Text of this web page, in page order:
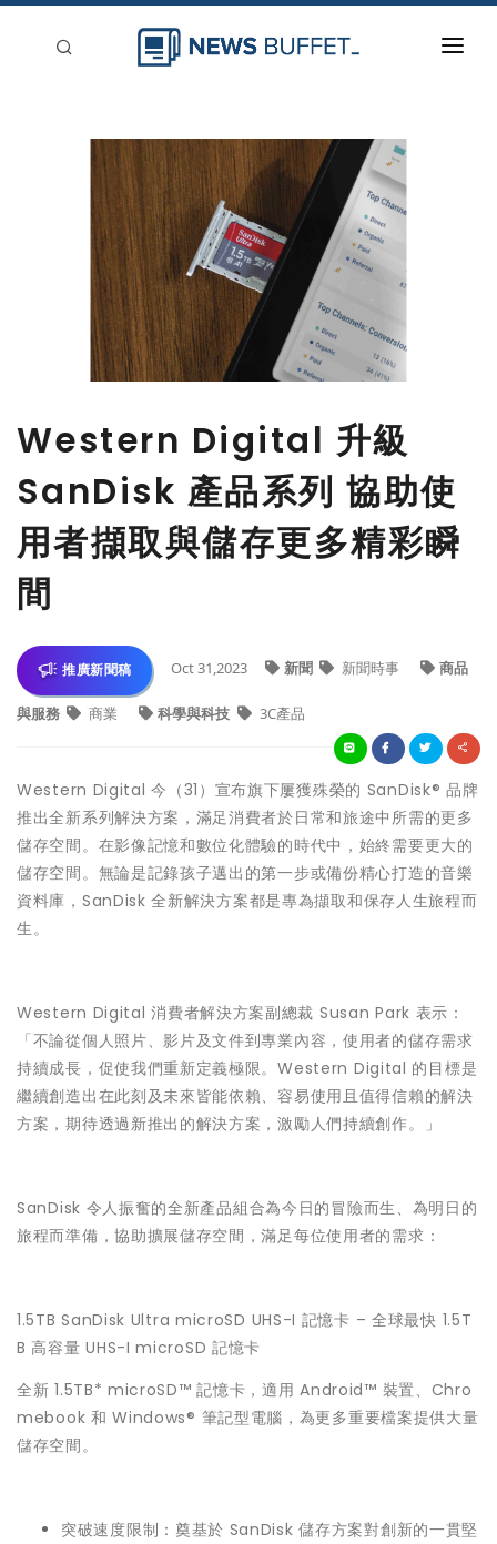
新聞稿分類
Western Digital 升級
SanDisk 產品系列 協助使
用者擷取與儲存更多精彩瞬
間
推廣新聞稿 Oct 31,2023 新聞 新聞時事 商品
與服務 商業 科學與科技 3C產品
Western Digital 今（31）宣布旗下屢獲殊榮的 SanDisk® 品牌
推出全新系列解決方案，滿足消費者於日常和旅途中所需的更多
儲存空間。在影像記憶和數位化體驗的時代中，始終需要更大的
儲存空間。無論是記錄孩子邁出的第一步或備份精心打造的音樂
資料庫，SanDisk 全新解決方案都是專為擷取和保存人生旅程而
生。
Western Digital 消費者解決方案副總裁 Susan Park 表示：
「不論從個人照片、影片及文件到專業內容，使用者的儲存需求
持續成長，促使我們重新定義極限。Western Digital 的目標是
繼續創造出在此刻及未來皆能依賴、容易使用且值得信賴的解決
方案，期待透過新推出的解決方案，激勵人們持續創作。」
SanDisk 令人振奮的全新產品組合為今日的冒險而生、為明日的
旅程而準備，協助擴展儲存空間，滿足每位使用者的需求：
1.5TB SanDisk Ultra microSD UHS-I 記憶卡 – 全球最快 1.5T
B 高容量 UHS-I microSD 記憶卡
全新 1.5TB* microSD™ 記憶卡，適用 Android™ 裝置、Chro
mebook 和 Windows® 筆記型電腦，為更多重要檔案提供大量
儲存空間。
突破速度限制：奠基於 SanDisk 儲存方案對創新的一貫堅